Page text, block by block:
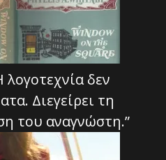
δεν
Διεγείρει τη
του αναγνώστη.”